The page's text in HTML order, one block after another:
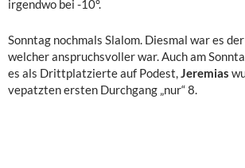
irgendwo bei -10°.
Sonntag nochmals Slalom. Diesmal war es
welcher anspruchsvoller war. Auch am
es als Drittplatzierte auf Podest,Jeremias
vepatzten ersten Durchgang „nur“ 8.